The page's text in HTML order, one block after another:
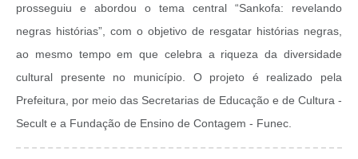
prosseguiu e abordou o tema central “Sankofa: revelando
negras histórias”, com o objetivo de resgatar histórias negras,
ao mesmo tempo em que celebra a riqueza da diversidade
cultural presente no município. O projeto é realizado pela
Prefeitura, por meio das Secretarias de Educação e de Cultura -
Secult e a Fundação de Ensino de Contagem - Funec.